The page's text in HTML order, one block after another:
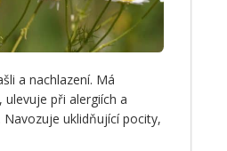
a nachlazení. Má
ulevuje při alergiích a
uklidňující pocity,